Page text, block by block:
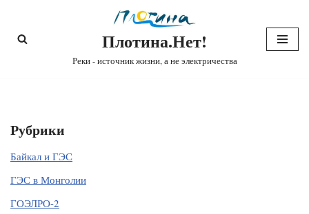
Перейти
Плотина.Нет!
Реки - источник жизни, а не электричества
Рубрики
Байкал и ГЭС
ГЭС в Монголии
ГОЭЛРО-2